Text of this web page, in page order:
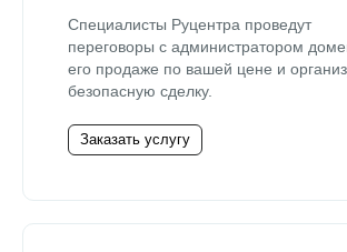
Специалисты Руцентра проведут
переговоры с администратором
его продаже по вашей цене и
безопасную сделку.
Заказать услугу